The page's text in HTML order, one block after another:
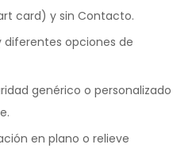
card) y sin Contacto.
diferentes opciones de
genérico o personalizado
en plano o relieve